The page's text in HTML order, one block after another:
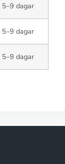
5–9 dagar
5–9 dagar
5–9 dagar